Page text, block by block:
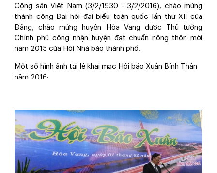
Cộng sản Việt Nam (3/2/1930 - 3/2/2016), chào mừng
thành công Đại hội đại biểu toàn quốc lần thứ XII của
Đảng, chào mừng huyện Hòa Vang được Thủ tướng
Chính phủ công nhận huyện đạt chuẩn nông thôn mới
năm 2015 của Hội Nhà báo thành phố.
Một số hình ảnh tại lễ khai mạc Hội báo Xuân Bính Thân
năm 2016: